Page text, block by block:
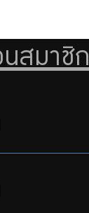
สมาชิก